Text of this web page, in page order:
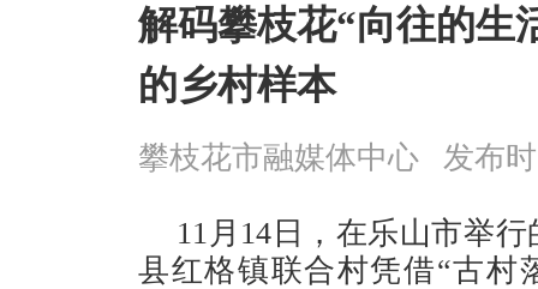
解码攀枝花“向往的生
的乡村样本
攀枝花市融媒体中心 发布
11月14日，在乐山市举
县红格镇联合村凭借“古村